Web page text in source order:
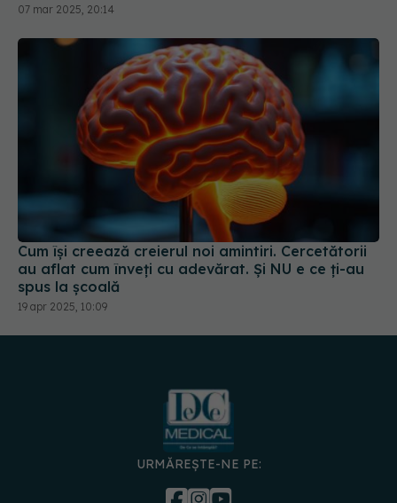
07 mar 2025, 20:14
Cum își creează creierul noi amintiri. Cercetătorii
au aflat cum înveți cu adevărat. Și NU e ce ți-au
spus la școală
19 apr 2025, 10:09
URMĂREȘTE-NE PE: